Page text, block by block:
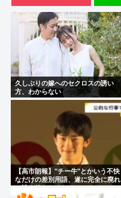
久しぶりの嫁へのセクロスの誘い
方、わからない
【高市朗報】"チー牛"とかいう不快
なだけの差別用語、遂に完全に廃れ
て誰も使わなくなる！www